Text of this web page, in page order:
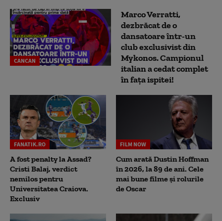
CANCAN
Marco Verratti,
dezbrăcat de o
dansatoare într-un
club exclusivist din
Mykonos. Campionul
italian a cedat complet
în fața ispitei!
FANATIK.RO
A fost penalty la Assad?
Cristi Balaj, verdict
nemilos pentru
Universitatea Craiova.
Exclusiv
FILM NOW
Cum arată Dustin Hoffman
în 2026, la 89 de ani. Cele
mai bune filme și rolurile
de Oscar